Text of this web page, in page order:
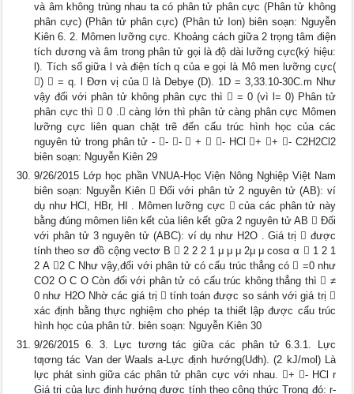
và âm không trùng nhau ta có phân tử phân cực (Phân tử không
phân cực) (Phân tử phân cực) (Phân tử Ion) biên soạn: Nguyễn
Kiên 6. 2. Mômen lưỡng cực. Khoảng cách giữa 2 trọng tâm điện
tích dương và âm trong phân tử gọi là độ dài lưỡng cực(ký hiệu:
l). Tích số giữa l và điện tích q của e gọi là Mô men lưỡng cực(
)  = q. l Đơn vị của  là Debye (D). 1D = 3,33.10-30C.m Như
vậy đối với phân tử không phân cực thì  = 0 (vì l= 0) Phân tử
phân cực thì  0 . càng lớn thì phân tử càng phân cực Mômen
lưỡng cực liên quan chặt trẽ đến cấu trúc hình học của các
nguyên tử trong phân tử - - -  +  - HCl + + - C2H2Cl2
biên soạn: Nguyễn Kiên 29
9/26/2015 Lớp học phần VNUA-Học Viện Nông Nghiệp Việt Nam
biên soạn: Nguyễn Kiên  Đối với phân tử 2 nguyên tử (AB): ví
dụ như HCl, HBr, HI . Mômen lưỡng cực  của các phân tử này
bằng đúng mômen liên kết của liên kết gữa 2 nguyên tử AB  Đối
với phân tử 3 nguyên tử (ABC): ví dụ như H2O . Giá trị  được
tính theo sơ đồ cộng vectơ B  2 2 2 1 μ μ μ 2μ μ cosα α  1 2 1
2 A 2 C Như vậy,đối với phân tử có cấu trúc thẳng có  =0 như
CO2 O C O Còn đối với phân tử có cấu trúc không thẳng thì  ≠
0 như H2O Nhờ các giá trị  tính toán được so sánh với giá trị 
xác định bằng thực nghiệm cho phép ta thiết lập được cấu trúc
hình học của phân tử. biên soạn: Nguyễn Kiên 30
9/26/2015 6. 3. Lực tương tác giữa các phân tử 6.3.1. Lực
tƣơng tác Van der Waals a-Lực định hướng(Uđh). (2 kJ/mol) Là
lực phát sinh giữa các phân tử phân cực với nhau. + - HCl r
Giá trị của lực định hướng được tính theo công thức Trong đó: r-